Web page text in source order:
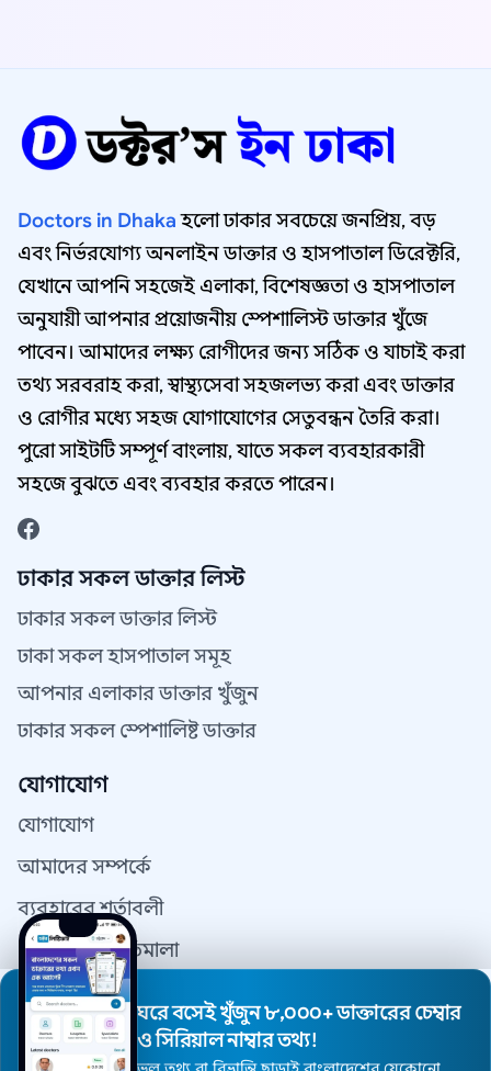
Doctors in Dhakaহলো ঢাকার সবচেয়ে জনপ্রিয়, বড়
এবং নির্ভরযোগ্য অনলাইন ডাক্তার ও হাসপাতাল ডিরেক্টরি,
যেখানে আপনি সহজেই এলাকা, বিশেষজ্ঞতা ও হাসপাতাল
অনুযায়ী আপনার প্রয়োজনীয় স্পেশালিস্ট ডাক্তার খুঁজে
পাবেন। আমাদের লক্ষ্য রোগীদের জন্য সঠিক ও যাচাই করা
তথ্য সরবরাহ করা, স্বাস্থ্যসেবা সহজলভ্য করা এবং ডাক্তার
ও রোগীর মধ্যে সহজ যোগাযোগের সেতুবন্ধন তৈরি করা।
পুরো সাইটটি সম্পূর্ণ বাংলায়, যাতে সকল ব্যবহারকারী
সহজে বুঝতে এবং ব্যবহার করতে পারেন।
ঢাকার সকল ডাক্তার লিস্ট
ঢাকার সকল ডাক্তার লিস্ট
ঢাকা সকল হাসপাতাল সমূহ
আপনার এলাকার ডাক্তার খুঁজুন
ঢাকার সকল স্পেশালিষ্ট ডাক্তার
যোগাযোগ
যোগাযোগ
আমাদের সম্পর্কে
ব্যবহারের শর্তাবলী
গোপনীয়তা নীতিমালা
যোগাযোগ
ডাক্তার রেজিস্ট্রেশন
ঘরে বসেই খুঁজুন ৮,০০০+ ডাক্তারের চেম্বার
ও সিরিয়াল নাম্বার তথ্য!